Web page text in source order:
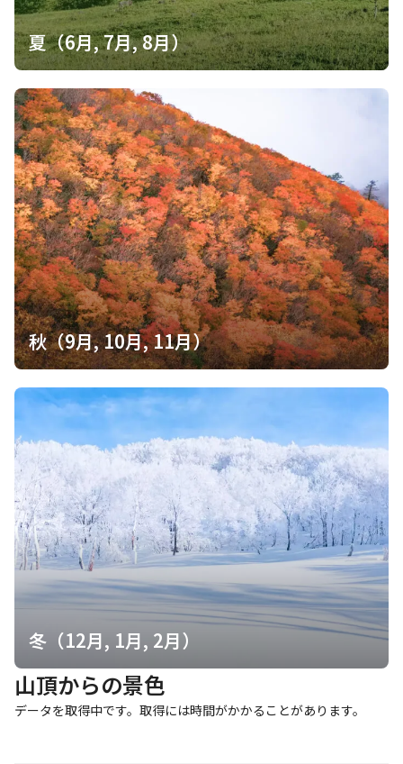
夏（6月, 7月, 8月）
秋（9月, 10月, 11月）
冬（12月, 1月, 2月）
山頂からの景色
データを取得中です。取得には時間がかかることがあります。